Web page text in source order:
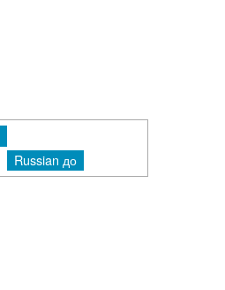
Russian до